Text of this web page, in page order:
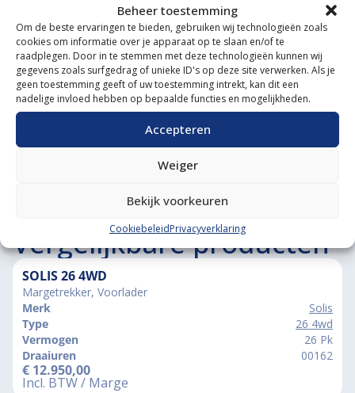
Beheer toestemming
Om de beste ervaringen te bieden, gebruiken wij technologieën zoals
cookies om informatie over je apparaat op te slaan en/of te
raadplegen. Door in te stemmen met deze technologieën kunnen wij
gegevens zoals surfgedrag of unieke ID's op deze site verwerken. Als je
geen toestemming geeft of uw toestemming intrekt, kan dit een
nadelige invloed hebben op bepaalde functies en mogelijkheden.
Accepteren
Weiger
Bekijk voorkeuren
CookiebeleidPrivacyverklaring
Diverse aanbouwwerktuigen
Grote voorraad minitrekkers
Grootste in kleine tractoren
Vergelijkbare producten
SOLIS 26 4WD
Margetrekker, Voorlader
Merk
Solis
Type
26 4wd
Vermogen
26 Pk
Draaiuren
00162
€ 12.950,00
Incl. BTW / Marge